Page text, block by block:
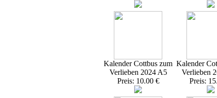
Kalender Cottbus zum
Verlieben 2024 A5
Preis: 10.00 €
Kalender
Verlieben
Preis: